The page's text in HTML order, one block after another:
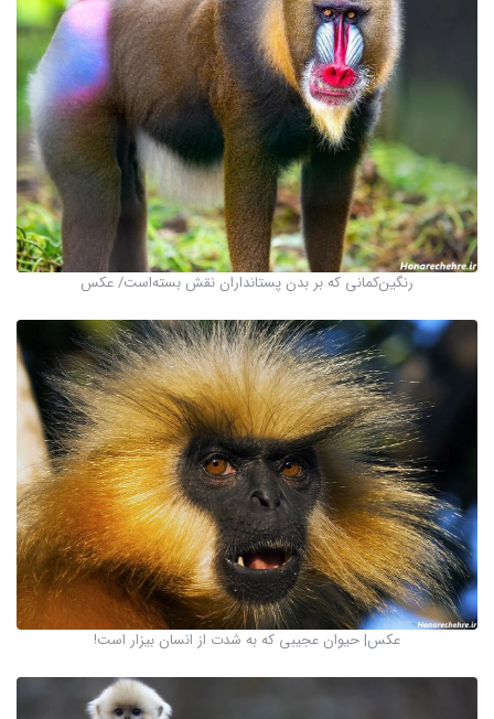
رنگین‌کمانی که بر بدن پستانداران نقش بسته‌است/ عکس
عکس| حیوان عجیبی که به شدت از انسان بیزار است!